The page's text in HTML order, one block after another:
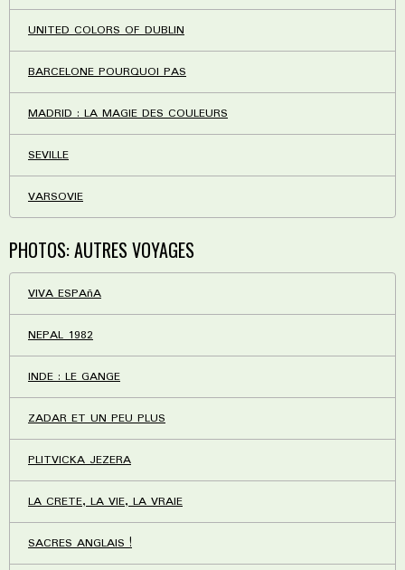
UNITED COLORS OF DUBLIN
BARCELONE POURQUOI PAS
MADRID : LA MAGIE DES COULEURS
SEVILLE
VARSOVIE
PHOTOS: AUTRES VOYAGES
VIVA ESPAñA
NEPAL 1982
INDE : LE GANGE
ZADAR ET UN PEU PLUS
PLITVICKA JEZERA
LA CRETE, LA VIE, LA VRAIE
SACRES ANGLAIS !